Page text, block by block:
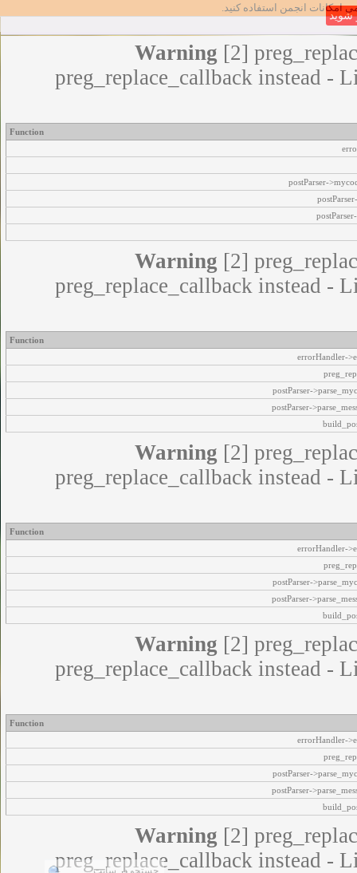
امکانات انجمن استفاده کنید.
Warning [2]
preg_replace_callback instead -
Function
postParser-
Warning [2]
preg_replace_callback instead -
Function
errorHandler-
postParser-
postParser-
Warning [2]
preg_replace_callback instead -
Function
errorHandler-
postParser-
postParser-
Warning [2]
preg_replace_callback instead -
Function
errorHandler-
postParser-
postParser-
Warning [2]
preg_replace_callback instead -